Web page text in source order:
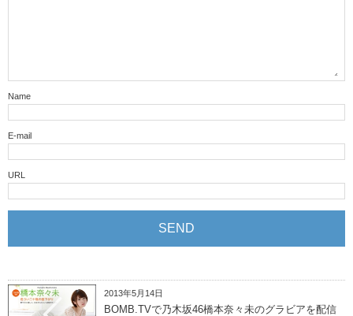
Name
E-mail
URL
2013年5月14日
BOMB.TVで乃木坂46橋本奈々未のグラビアを配信